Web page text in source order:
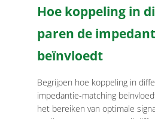
Hoe koppeling in
paren de
beïnvloedt
Begrijpen hoe koppeling in
impedantie-matching
het bereiken van optimale